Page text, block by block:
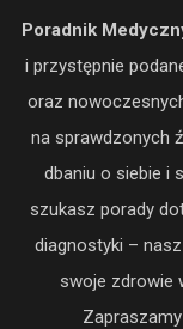
Poradnik
i przystępnie
oraz
na sprawdzonych
dbaniu o siebie i
szukasz porady
diagnostyki –
swoje zdrowie